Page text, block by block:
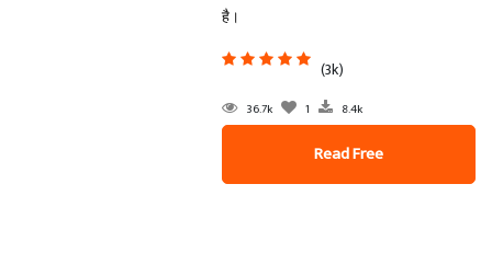
है।
(3k)
36.7k 1 8.4k
Read Free